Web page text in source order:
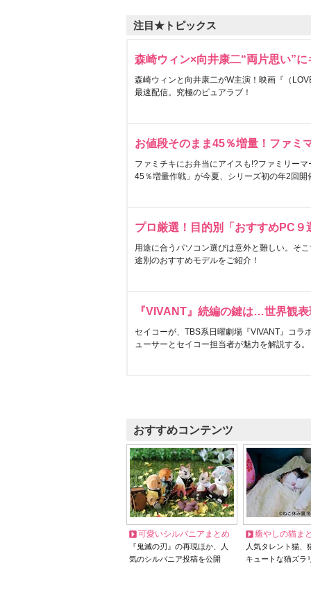
注目★トピックス
森崎ウィン×向井康二“両片思い”
森崎ウィンと向井康二がW主演！映画『（
最速配信。究極のピュアラブ！
お値段そのまま45％増量！ファミ
ファミチキにお弁当にアイスも!?ファミリー
45％増量作戦」が今夏、シリーズ初の年2回開
プロ厳選！目的別「おすすめPC９
用途に合うパソコン選びは意外と難しい。そ
途別のおすすめモデルをご紹介！
『VIVANT』続編の鍵は…世界観
セイコーが、TBS系日曜劇場『VIVANT』コラ
ューサーとセイコー担当者が魅力を解説する。
おすすめコンテンツ
可愛いシルバニアまとめ
『鬼滅の刃』の再現ほか、人
気のシルバニア投稿を公開
癒やしの猫ま
人気タレント猫
キュートな猫ズラ